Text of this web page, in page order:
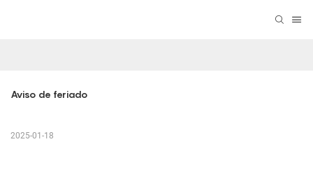
Aviso de feriado
2025-01-18